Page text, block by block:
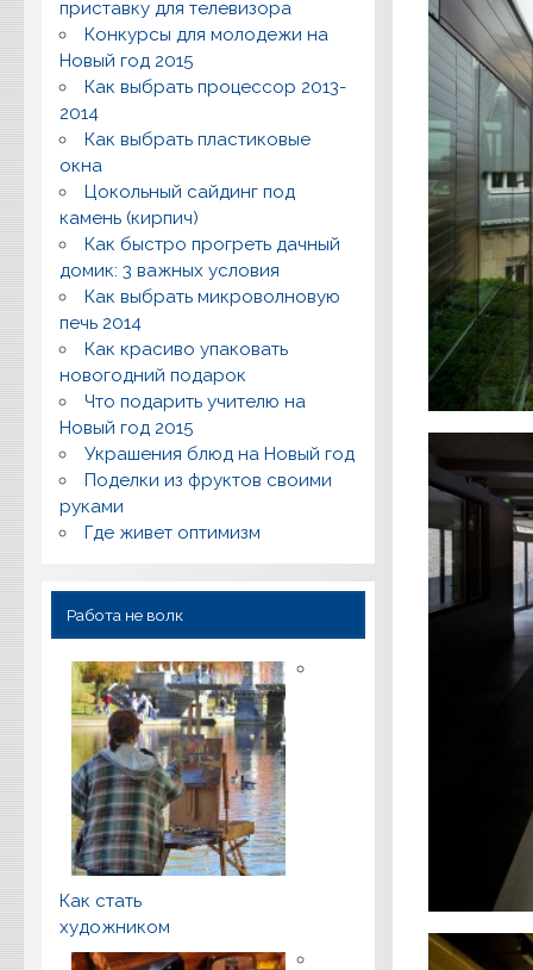
приставку для телевизора
Конкурсы для молодежи на
Новый год 2015
Как выбрать процессор 2013-
2014
Как выбрать пластиковые
окна
Цокольный сайдинг под
камень (кирпич)
Как быстро прогреть дачный
домик: 3 важных условия
Как выбрать микроволновую
печь 2014
Как красиво упаковать
новогодний подарок
Что подарить учителю на
Новый год 2015
Украшения блюд на Новый год
Поделки из фруктов своими
руками
Где живет оптимизм
Работа не волк
Как стать
художником